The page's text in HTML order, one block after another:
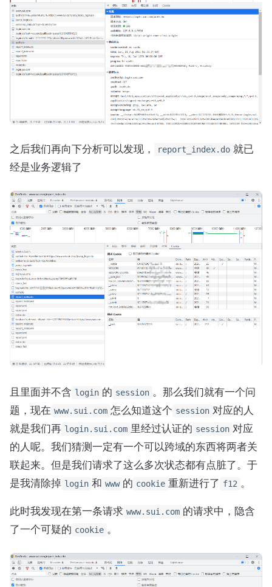
之后我们再向下分析可以发现， report_index.do 就已
经是业务逻辑了
且里面并不含 login 的 session 。那么我们就有一个问
题，现在 www.sui.com 怎么知道这个 session 对应的人
就是我们再 login.sui.com 里经过认证的 session 对应
的人呢。我们猜测一定有一个可以跨域的东西将两者关
联起来。但是我们请求了这么多次状态都有点脏了。于
是我清除掉 login 和 www 的 cookie 重新进行了 f12 。
此时我发现在第一条请求 www.sui.com 的请求中，隐含
了一个可疑的 cookie 。